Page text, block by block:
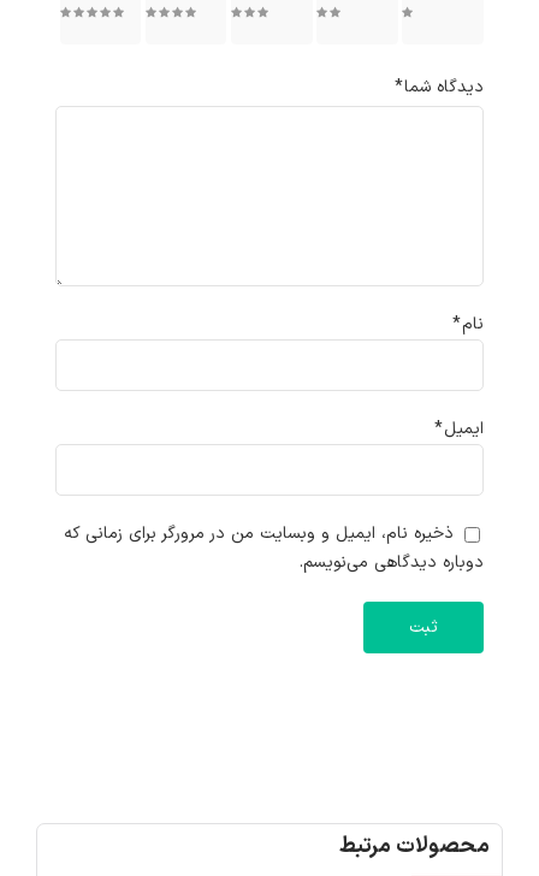
۳ از ۵ ۴ از ۵ ۵ از ۵
دیدگاه شما*
نام*
ایمیل*
ذخیره نام، ایمیل و وبسایت من در مرورگر برای زمانی که
دوباره دیدگاهی می‌نویسم.
محصولات مرتبط